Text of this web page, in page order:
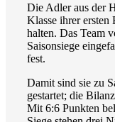
Die Adler aus der
Klasse ihrer ersten
halten. Das Team
Saisonsiege
fest.
Damit sind sie zu
gestartet; die
Mit 6:6 Punkten